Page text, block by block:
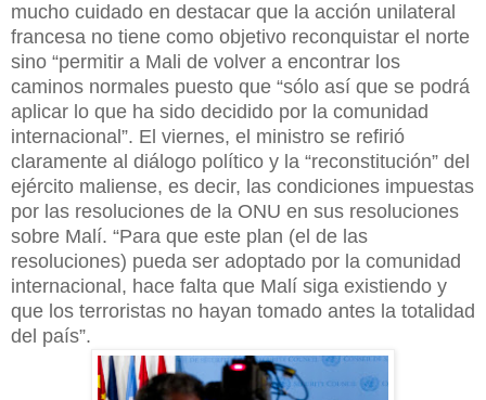
mucho cuidado en destacar que la acción unilateral
francesa no tiene como objetivo reconquistar el norte
sino “permitir a Mali de volver a encontrar los
caminos normales puesto que “sólo así que se podrá
aplicar lo que ha sido decidido por la comunidad
internacional”. El viernes, el ministro se refirió
claramente al diálogo político y la “reconstitución” del
ejército maliense, es decir, las condiciones impuestas
por las resoluciones de la ONU en sus resoluciones
sobre Malí. “Para que este plan (el de las
resoluciones) pueda ser adoptado por la comunidad
internacional, hace falta que Malí siga existiendo y
que los terroristas no hayan tomado antes la totalidad
del país”.